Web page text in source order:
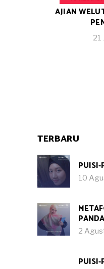
AJIAN
21
TERBARU
PUISI-
10
2
PUISI-